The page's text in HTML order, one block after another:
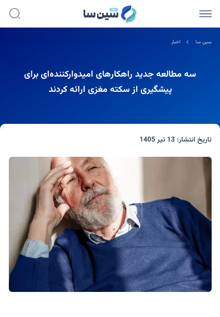
سین سا اخبار
سه مطالعه جدید راهکارهای امیدوارکننده‌ای برای
پیشگیری از سکته مغزی ارائه کردند
تاریخ انتشار:13 تیر 1405